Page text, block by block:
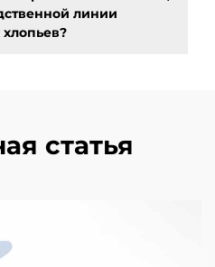
линии
статья